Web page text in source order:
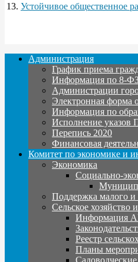
13. Устойчивое общественное
Администрация
График приема
Информация по 8-
Администрации
Электронная форма
Информация по
Исполнение указов
Перепись 2020
Финансовая
Комитет по экономике и
Экономика
Социально-
Поддержка малого и
Сельское
Информация
Реестр
Планы